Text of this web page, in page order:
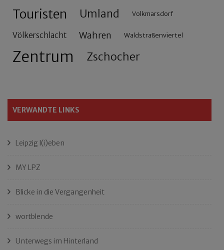
Touristen Umland Volkmarsdorf
Völkerschlacht Wahren Waldstraßenviertel
Zentrum Zschocher
VERWANDTE LINKS
Leipzig l(i)eben
MY LPZ
Blicke in die Vergangenheit
wortblende
Unterwegs im Hinterland